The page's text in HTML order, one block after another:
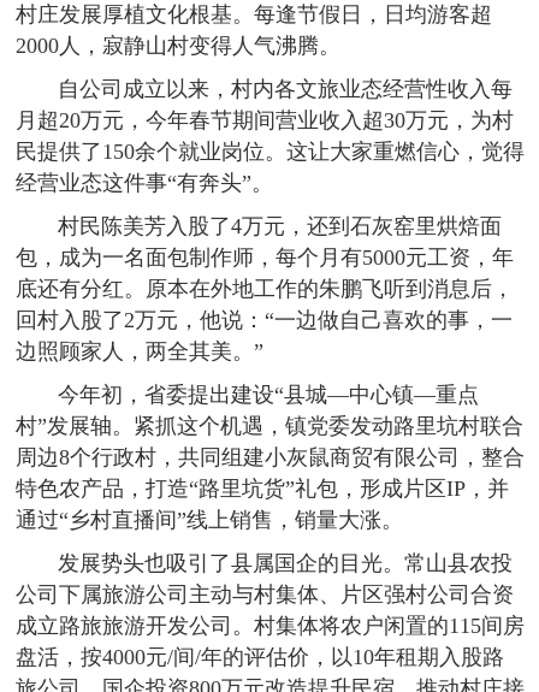
村庄发展厚植文化根基。每逢节假日，日均游客超
2000人，寂静山村变得人气沸腾。
自公司成立以来，村内各文旅业态经营性收入每
月超20万元，今年春节期间营业收入超30万元，为村
民提供了150余个就业岗位。这让大家重燃信心，觉得
经营业态这件事“有奔头”。
村民陈美芳入股了4万元，还到石灰窑里烘焙面
包，成为一名面包制作师，每个月有5000元工资，年
底还有分红。原本在外地工作的朱鹏飞听到消息后，
回村入股了2万元，他说：“一边做自己喜欢的事，一
边照顾家人，两全其美。”
今年初，省委提出建设“县城—中心镇—重点
村”发展轴。紧抓这个机遇，镇党委发动路里坑村联合
周边8个行政村，共同组建小灰鼠商贸有限公司，整合
特色农产品，打造“路里坑货”礼包，形成片区IP，并
通过“乡村直播间”线上销售，销量大涨。
发展势头也吸引了县属国企的目光。常山县农投
公司下属旅游公司主动与村集体、片区强村公司合资
成立路旅旅游开发公司。村集体将农户闲置的115间房
盘活，按4000元/间/年的评估价，以10年租期入股路